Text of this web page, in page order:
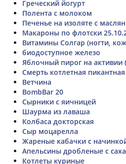
Греческий йогурт
Полента с молоком
Печенье на изоляте с
Макароны по флотски
Витамины Солгар (ногти,
биодоступное железо
Яблочный пирог на активии
Смерть котлетная пикантная
Ветчина
BombBar 20
Сырники с яичницей
Шаурма из лаваша
Колбаса докторская
Сыр моцарелла
Жареные кабачки с
Апельсины дробленые с
Котлеты куриные